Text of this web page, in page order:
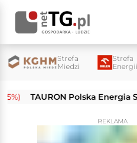
Strefa
Miedzi
Strefa
Energii
TAURON Polska Energia S.A.
REKLAMA